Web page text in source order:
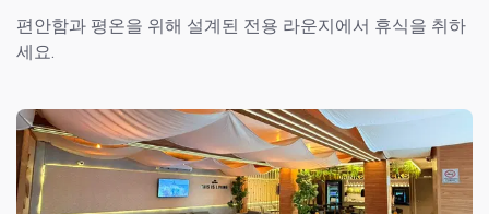
편안함과 평온을 위해 설계된 전용 라운지에서 휴식을 취하
세요.